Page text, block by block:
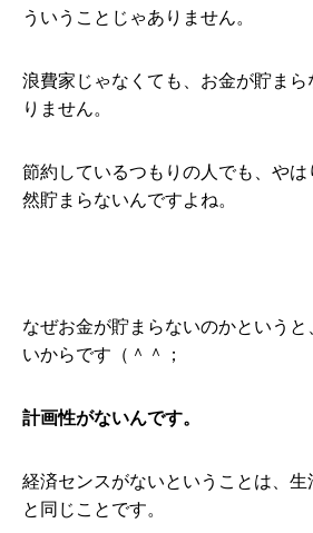
ういうことじゃありません。
浪費家じゃなくても、お金が貯まら
りません。
節約しているつもりの人でも、や
然貯まらないんですよね。
なぜお金が貯まらないのかという
いからです（＾＾；
計画性がないんです。
経済センスがないということは、
と同じことです。